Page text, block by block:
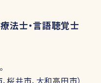
法士・言語聴覚士